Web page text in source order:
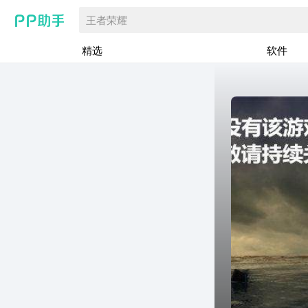
王者荣耀
精选 软件